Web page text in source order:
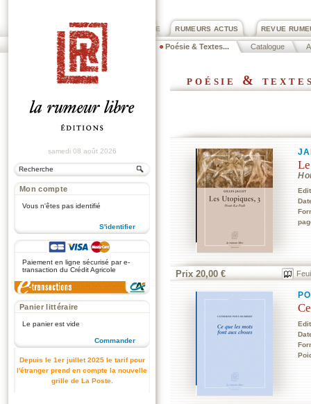
REVUE
RUMEURS ACTUS
PRIX ROGER DEXTRE
Poésie & Textes... Catalogue
samedi 08 août 2026
Mon compte
Vous n'êtes pas identifié
S'identifier
Paiement en ligne sécurisé par e-
transaction du Crédit Agricole
Panier littéraire
Le panier est vide
Commander
Depuis le 1er juillet 2025 le tarif pour
l'étranger prend en compte la nouvelle
grille de La Poste.
poésie &
Prix 20,00 €